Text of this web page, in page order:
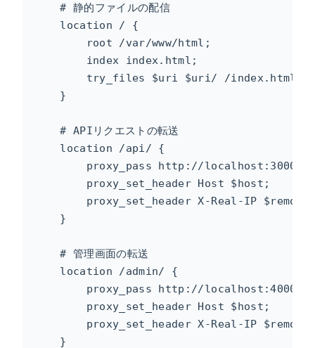
    # 静的ファイルの配信
    location / {
        root /var/www/html;
        index index.html;
        try_files $uri $uri/ /index.html;
    }
    # APIリクエストの転送
    location /api/ {
        proxy_pass http://localhost:3000;
        proxy_set_header Host $host;
proxy_set_header X-Real-IP
    }
    # 管理画面の転送
    location /admin/ {
        proxy_pass http://localhost:4000;
        proxy_set_header Host $host;
proxy_set_header X-Real-IP
    }